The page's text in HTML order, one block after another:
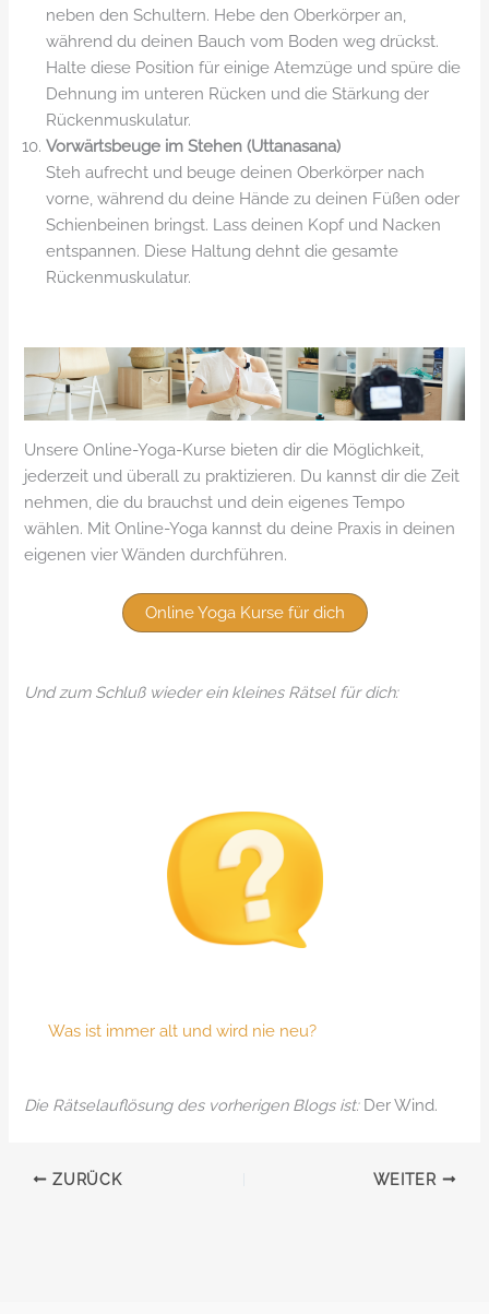
neben den Schultern. Hebe den Oberkörper an,
während du deinen Bauch vom Boden weg drückst.
Halte diese Position für einige Atemzüge und spüre die
Dehnung im unteren Rücken und die Stärkung der
Rückenmuskulatur.
Vorwärtsbeuge im Stehen (Uttanasana)
Steh aufrecht und beuge deinen Oberkörper nach
vorne, während du deine Hände zu deinen Füßen oder
Schienbeinen bringst. Lass deinen Kopf und Nacken
entspannen. Diese Haltung dehnt die gesamte
Rückenmuskulatur.
Unsere Online-Yoga-Kurse bieten dir die Möglichkeit,
jederzeit und überall zu praktizieren. Du kannst dir die Zeit
nehmen, die du brauchst und dein eigenes Tempo
wählen. Mit Online-Yoga kannst du deine Praxis in deinen
eigenen vier Wänden durchführen.
Online Yoga Kurse für dich
Und zum Schluß wieder ein kleines Rätsel für dich:
Was ist immer alt und wird nie neu?
Die Rätselauflösung des vorherigen Blogs ist: Der Wind.
ZURÜCK WEITER